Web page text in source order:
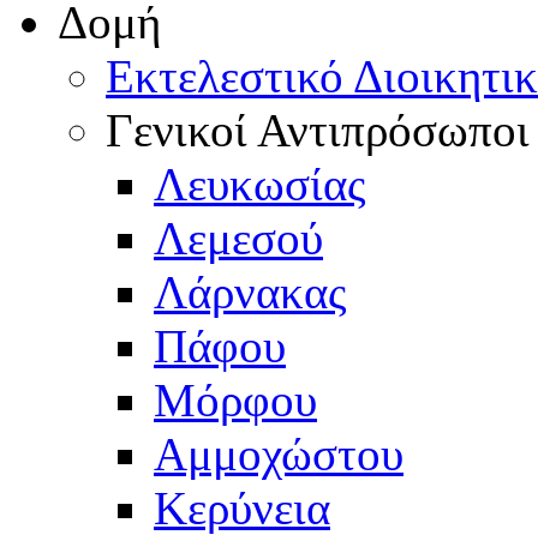
Δομή
Εκτελεστικό
Γενικοί Αντιπρόσωποι
Λευκωσίας
Λεμεσού
Λάρνακας
Πάφου
Μόρφου
Αμμοχώστου
Κερύνεια